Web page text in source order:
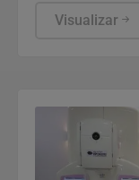
Educação
Visualizar